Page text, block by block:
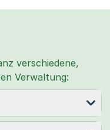
verschiedene,
Verwaltung: